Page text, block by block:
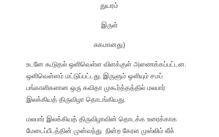
துயரம்
இருள்
சுகமானது)
உடனே கூடுதல் ஒளிவெள்ள விளக்குள் அணைக்கப்பட்டன.
ஒளிவெள்ளம் மட்டுப்பட்டது. இருளும் ஒளியும் சமப்
பங்காளிகளான ஒரு கவிதா முகூர்த்தத்தில் மலபார்
இலக்கியத் திருவிழா தொடங்கியது.
மலபார் இலக்கியத் திருவிழாவின் தொடக்க உரைக்காக
மேடைப்பீடத்தின் முன்வந்து நின்ற கேரள முஸ்லிம் லீக்